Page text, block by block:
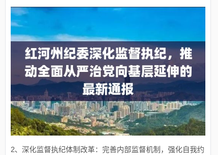
2、深化监督执纪体制改革：完善内部监督机制，强化自我约